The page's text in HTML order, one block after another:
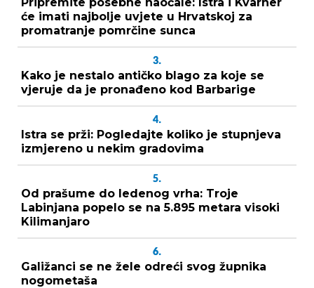
će imati najbolje uvjete u Hrvatskoj za
promatranje pomrčine sunca
3.
Kako je nestalo antičko blago za koje se
vjeruje da je pronađeno kod Barbarige
4.
Istra se prži: Pogledajte koliko je stupnjeva
izmjereno u nekim gradovima
5.
Od prašume do ledenog vrha: Troje
Labinjana popelo se na 5.895 metara visoki
Kilimanjaro
6.
Galižanci se ne žele odreći svog župnika
nogometaša